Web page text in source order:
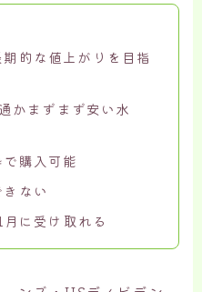
的な値上がりを目指
かまずまず安い水
購入可能
ない
に受け取れる